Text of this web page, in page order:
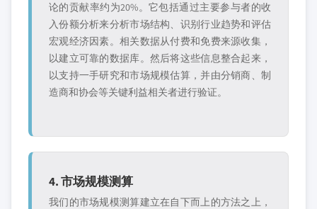
论的贡献率约为20%。它包括通过主要参与者的收
入份额分析来分析市场结构、识别行业趋势和评估
宏观经济因素。相关数据从付费和免费来源收集，
以建立可靠的数据库。然后将这些信息整合起来，
以支持一手研究和市场规模估算，并由分销商、制
造商和协会等关键利益相关者进行验证。
4. 市场规模测算
我们的市场规模测算建立在自下而上的方法之上，